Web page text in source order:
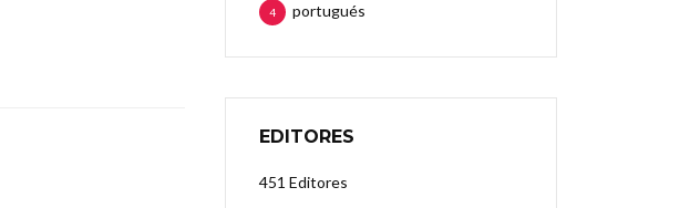
portugués
4
EDITORES
451 Editores